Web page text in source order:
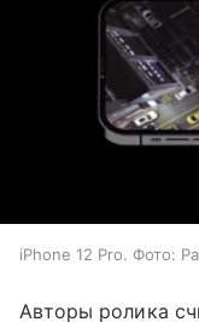
iPhone 12 Pro. Фото:
Авторы ролика